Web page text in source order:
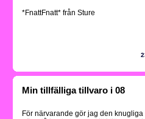
*FnattFnatt* från Sture
Min tillfälliga tillvaro i 08
För närvarande gör jag den